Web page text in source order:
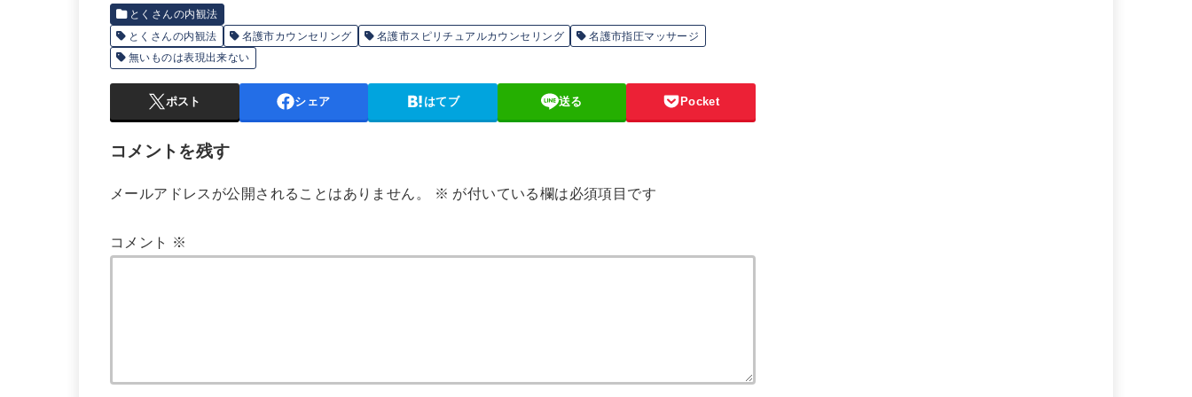
とくさんの内観法
とくさんの内観法
名護市カウンセリング 名護市スピリチュアルカウンセリング
名護市指圧マッサージ
無いものは表現出来ない
ポスト シェア はてブ 送る Pocket
コメントを残す
メールアドレスが公開されることはありません。 ※ が付いている欄は必須項目です
コメント ※